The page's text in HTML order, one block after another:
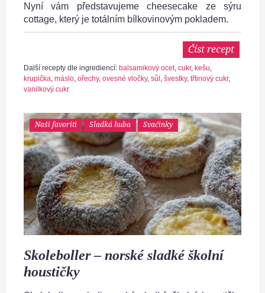
Nyní vám představujeme cheesecake ze sýru
cottage, který je totálním bílkovinovým pokladem.
Číst recept
Další recepty dle ingrediencí: balsamikový ocet, cukr, kešu
krupička máslo ořechy, ovesné vločky, sůl švestky, třtinový cukr,
vanilkový cukr
Naši favoriti Sladká huba Svačinky
Skoleboller – norské sladké školní
houstičky